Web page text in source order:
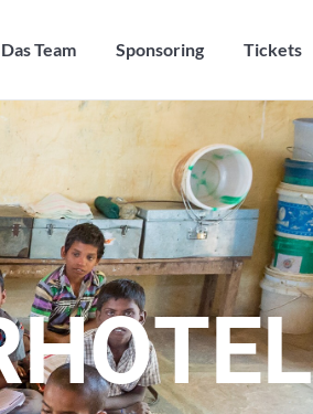
Das Team Sponsoring Tickets
HOTEL
Das Team Sponsoring Tickets